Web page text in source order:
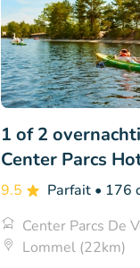
1 of 2
Center Parcs
9.5 Parfait • 176
Center Parcs De
Lommel (22km)